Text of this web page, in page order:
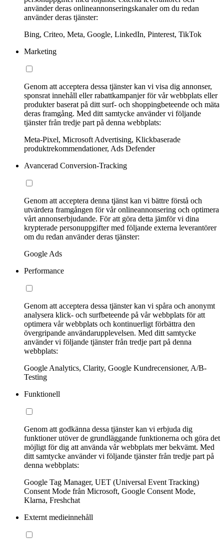
använder deras onlineannonseringskanaler om du redan
använder deras tjänster:
Bing, Criteo, Meta, Google, LinkedIn, Pinterest, TikTok
Marketing
Genom att acceptera dessa tjänster kan vi visa dig annonser,
sponsrat innehåll eller rabattkampanjer för vår webbplats eller
produkter baserat på ditt surf- och shoppingbeteende och mäta
deras framgång. Med ditt samtycke använder vi följande
tjänster från tredje part på denna webbplats:
Meta-Pixel, Microsoft Advertising, Klickbaserade
produktrekommendationer, Ads Defender
Avancerad Conversion-Tracking
Genom att acceptera denna tjänst kan vi bättre förstå och
utvärdera framgången för vår onlineannonsering och optimera
vårt annonserbjudande. För att göra detta jämför vi dina
krypterade personuppgifter med följande externa leverantörer
om du redan använder deras tjänster:
Google Ads
Performance
Genom att acceptera dessa tjänster kan vi spåra och anonymt
analysera klick- och surfbeteende på vår webbplats för att
optimera vår webbplats och kontinuerligt förbättra den
övergripande användarupplevelsen. Med ditt samtycke
använder vi följande tjänster från tredje part på denna
webbplats:
Google Analytics, Clarity, Google Kundrecensioner, A/B-
Testing
Funktionell
Genom att godkänna dessa tjänster kan vi erbjuda dig
funktioner utöver de grundläggande funktionerna och göra det
möjligt för dig att använda vår webbplats mer bekvämt. Med
ditt samtycke använder vi följande tjänster från tredje part på
denna webbplats:
Google Tag Manager, UET (Universal Event Tracking)
Consent Mode från Microsoft, Google Consent Mode,
Klarna, Freshchat
Externt medieinnehåll